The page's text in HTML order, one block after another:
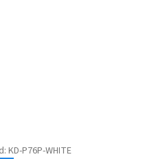
KD-P76P-WHITE